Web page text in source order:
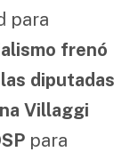
para
frenó
diputadas
Villaggi
para